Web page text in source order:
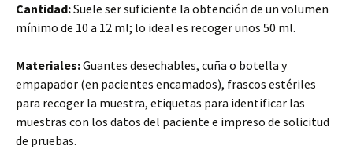
Cantidad:Suele ser suficiente la obtención de un volumen
mínimo de 10 a 12 ml; lo ideal es recoger unos 50 ml.
Materiales:Guantes desechables, cuña o botella y
empapador (en pacientes encamados), frascos estériles
para recoger la muestra, etiquetas para identificar las
muestras con los datos del paciente e impreso de solicitud
de pruebas.